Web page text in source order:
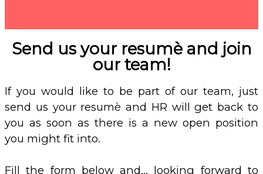
Send us your resumè and join
our team!
If you would like to be part of our team, just
send us your resumè and HR will get back to
you as soon as there is a new open position
you might fit into.
Fill the form below and… looking forward to